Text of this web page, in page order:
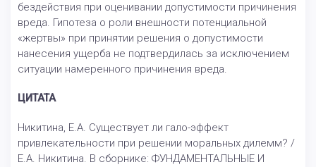
бездействия при оценивании допустимости причинения
вреда. Гипотеза о роли внешности потенциальной
«жертвы» при принятии решения о допустимости
нанесения ущерба не подтвердилась за исключением
ситуации намеренного причинения вреда.
ЦИТАТА
Никитина, Е.А. Существует ли гало-эффект
привлекательности при решении моральных дилемм? /
Е.А. Никитина. В сборнике: ФУНДАМЕНТАЛЬНЫЕ И